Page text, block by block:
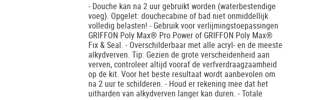
- Douche kan na 2 uur gebruikt worden (waterbestendige
voeg). Opgelet: douchecabine of bad niet onmiddellijk
volledig belasten! - Gebruik voor verlijmingstoepassingen
GRIFFON Poly Max® Pro Power of GRIFFON Poly Max®
Fix & Seal. - Overschilderbaar met alle acryl- en de meeste
alkydverven. Tip: Gezien de grote verscheidenheid aan
verven, controleer altijd vooraf de verfverdraagzaamheid
op de kit. Voor het beste resultaat wordt aanbevolen om
na 2 uur te schilderen. - Houd er rekening mee dat het
uitharden van alkydverven langer kan duren. - Totale